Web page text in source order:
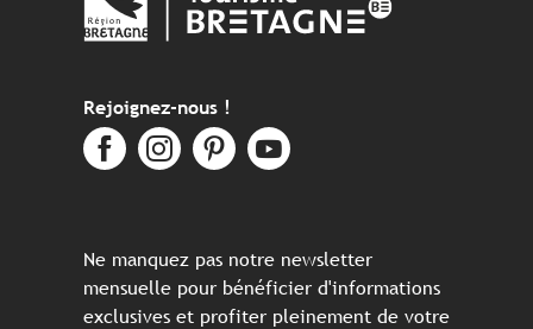
Rejoignez-nous !
Ne manquez pas notre newsletter
mensuelle pour bénéficier d'informations
exclusives et profiter pleinement de votre